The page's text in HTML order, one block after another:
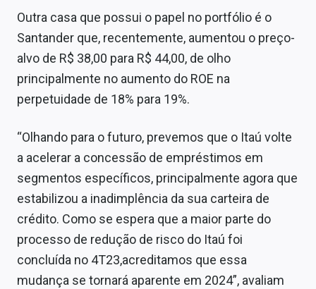
Outra casa que possui o papel no portfólio é o
Santander que, recentemente, aumentou o preço-
alvo de R$ 38,00 para R$ 44,00, de olho
principalmente no aumento do ROE na
perpetuidade de 18% para 19%.
“Olhando para o futuro, prevemos que o Itaú volte
a acelerar a concessão de empréstimos em
segmentos específicos, principalmente agora que
estabilizou a inadimplência da sua carteira de
crédito. Como se espera que a maior parte do
processo de redução de risco do Itaú foi
concluída no 4T23,acreditamos que essa
mudança se tornará aparente em 2024”, avaliam